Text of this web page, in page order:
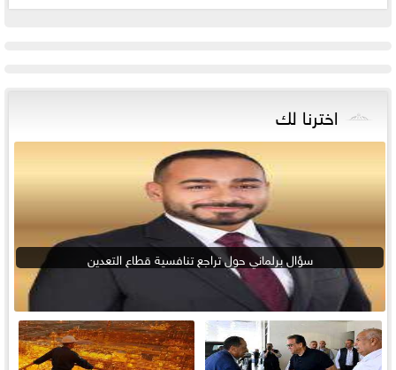
اخترنا لك
سؤال برلماني حول تراجع تنافسية قطاع التعدين